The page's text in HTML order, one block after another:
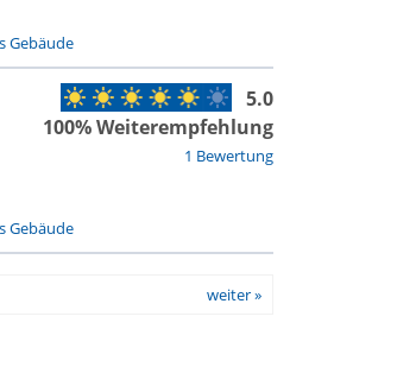
Gebäude
1 Bewertung
5.0
100% Weiterempfehlung
Gebäude
weiter »